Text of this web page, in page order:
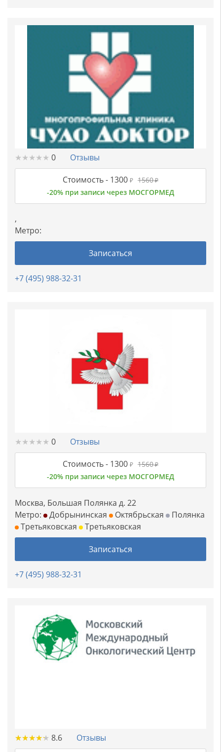
★★★★★
★★★★★ 0 Отзывы
Стоимость - 1300 ₽ 1560₽
-20% при записи через МОСГОРМЕД
,
Метро:
Записаться
+7 (495) 988-32-31
★★★★★
★★★★★ 0 Отзывы
Стоимость - 1300 ₽ 1560₽
-20% при записи через МОСГОРМЕД
Москва, Большая Полянка д. 22
Метро:
Добрынинская Октябрьская
Полянка
Третьяковская
Третьяковская
Записаться
+7 (495) 988-32-31
★★★★★
★★★★★ 8.6 Отзывы